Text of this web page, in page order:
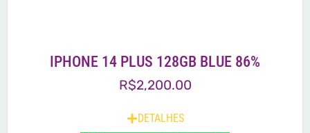
IPHONE 14 PLUS 128GB BLUE 86%
R$2,200.00
DETALHES